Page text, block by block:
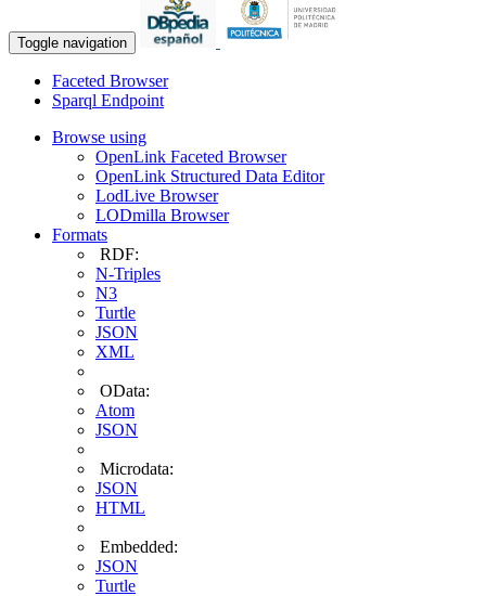
Toggle navigation
Faceted Browser
Sparql Endpoint
Browse using
OpenLink Faceted Browser
OpenLink Structured Data Editor
LodLive Browser
LODmilla Browser
Formats
RDF:
N-Triples
N3
Turtle
JSON
XML
OData:
Atom
JSON
Microdata:
JSON
HTML
Embedded:
JSON
Turtle